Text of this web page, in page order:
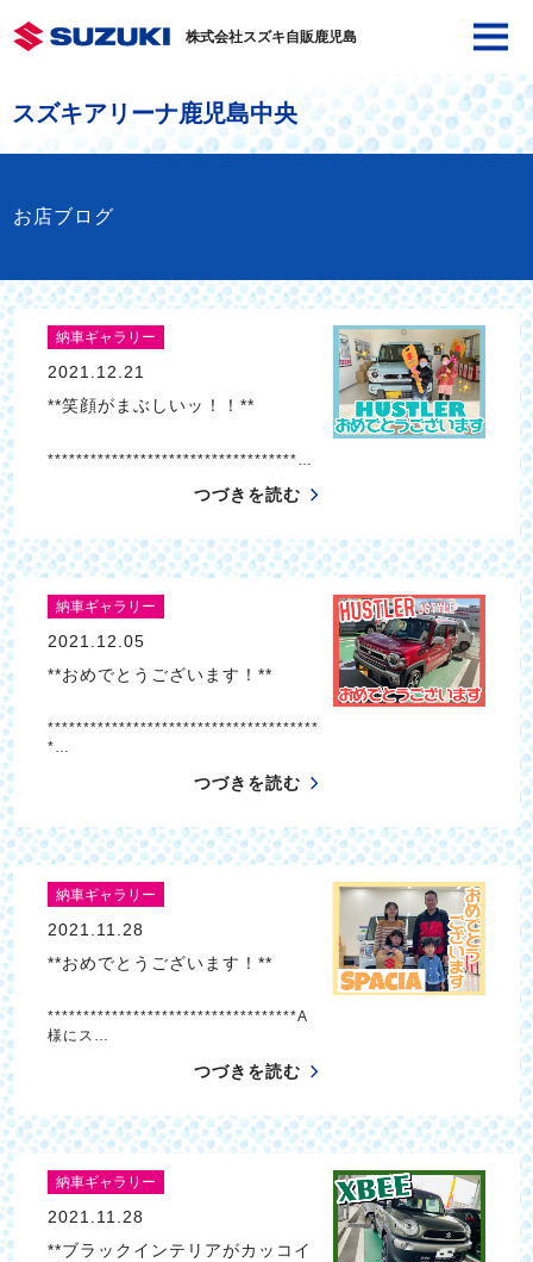
株式会社スズキ自販鹿児島
スズキアリーナ鹿児島中央
お店ブログ
納車ギャラリー
2021.12.21
**笑顔がまぶしいッ！！**
***********************************…
つづきを読む
納車ギャラリー
2021.12.05
**おめでとうございます！**
**************************************
*…
つづきを読む
納車ギャラリー
2021.11.28
**おめでとうございます！**
***********************************A
様にス…
つづきを読む
納車ギャラリー
2021.11.28
**ブラックインテリアがカッコイ